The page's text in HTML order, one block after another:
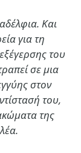
Και
για τη
του
σε μια
στον
του,
της